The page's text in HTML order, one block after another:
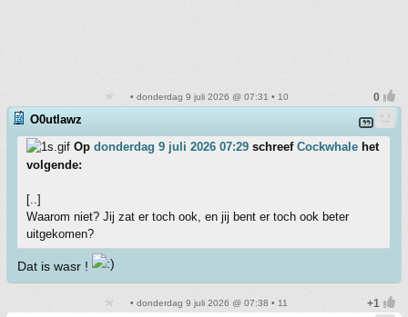
• donderdag 9 juli 2026 @ 07:31 • 10
O0utlawz
Op donderdag 9 juli 2026 07:29 schreef Cockwhale het
volgende:
[..]
Waarom niet? Jij zat er toch ook, en jij bent er toch ook beter
uitgekomen?
Dat is wasr !
• donderdag 9 juli 2026 @ 07:38 • 11